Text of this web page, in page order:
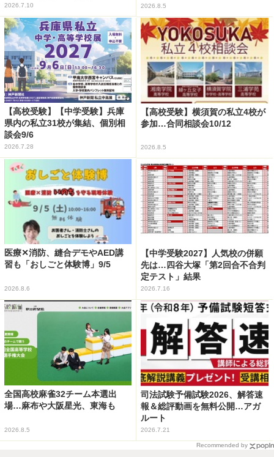
2026.7.10 2026.8.5
【高校受験】【中学受験】兵庫
県内の私立31校が集結、個別相
談会9/6
2026.7.28
【高校受験】横須賀の私立4校が
参加…合同相談会10/12
2026.8.5
医療✕消防、縫合デモやAED講
習も「おしごと体験博」9/5
2026.8.6
【中学受験2027】人気校の併願
先は…四谷大塚「第2回合不合判
定テスト」結果
2026.7.16
全国高校麻雀32チーム本選出
場…麻布や大阪星光、東海も
2026.8.5
司法試験予備試験2026、解答速
報＆総評動画を無料公開…アガ
ルート
2026.7.21
Recommended by